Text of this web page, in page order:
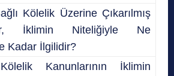
Kölelik Üzerine Çıkarılmış
İklimin Niteliğiyle Ne
Kadar İlgilidir?
Kanunlarının İklimin